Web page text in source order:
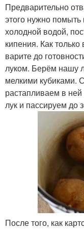
Предварительно
этого нужно помыть
холодной водой,
кипения. Как только
варите до
луком. Берём нашу
мелкими кубиками.
растапливаем в
лук и пассируем до
После того, как